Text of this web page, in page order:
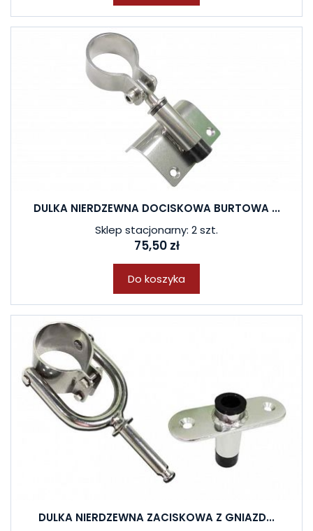
DULKA NIERDZEWNA DOCISKOWA BURTOWA ...
Sklep stacjonarny: 2 szt.
75,50 zł
Do koszyka
DULKA NIERDZEWNA ZACISKOWA Z GNIAZD...